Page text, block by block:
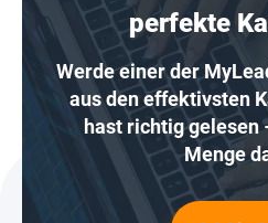
perfekte
Werde einer der
aus den effektivsten
hast richtig gelesen
Menge